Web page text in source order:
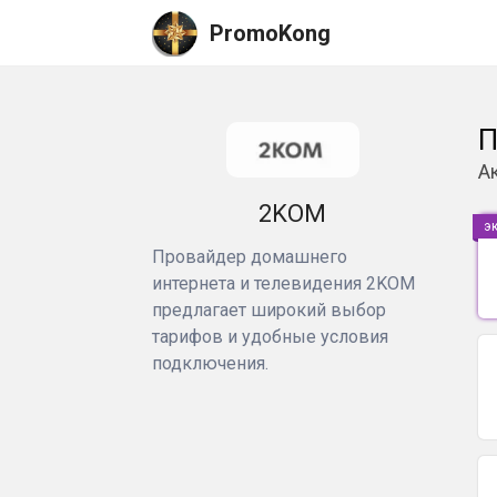
PromoKong
2KOM
Провайдер домашнего
интернета и телевидения 2KOM
предлагает широкий выбор
тарифов и удобные условия
подключения.